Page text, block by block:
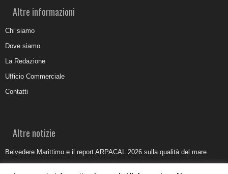
Altre informazioni
Chi siamo
Dove siamo
La Redazione
Ufficio Commerciale
Contatti
Altre notizie
Belvedere Marittimo e il report ARPACAL 2026 sulla qualità del mare